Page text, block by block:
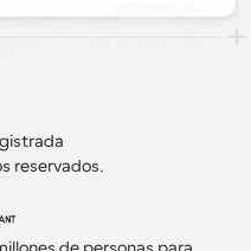
reservados.